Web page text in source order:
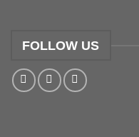
FOLLOW US